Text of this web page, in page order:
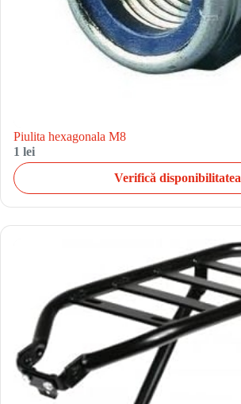
Piulita hexagonala M8
1 lei
Verifică disponibilitatea